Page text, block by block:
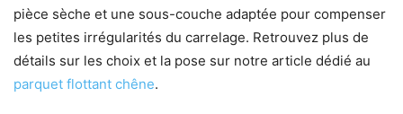
pièce sèche et une sous-couche adaptée pour compenser
les petites irrégularités du carrelage. Retrouvez plus de
détails sur les choix et la pose sur notre article dédié au
parquet flottant chêne.